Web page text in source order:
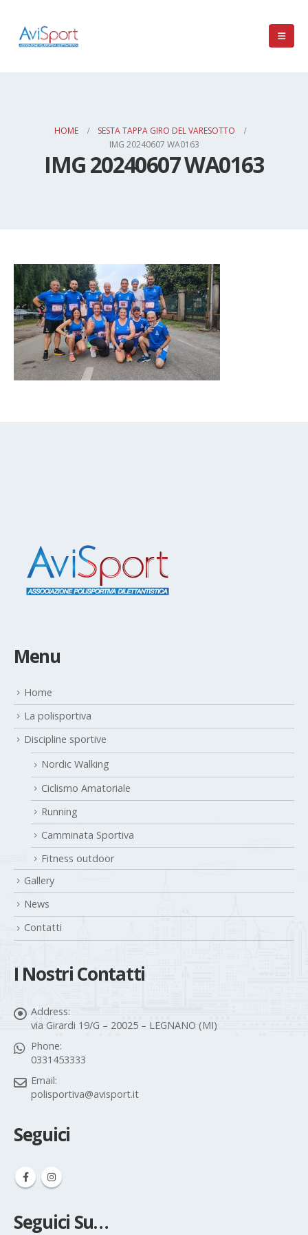
HOME
SESTA TAPPA GIRO DEL VARESOTTO
IMG 20240607 WA0163
IMG 20240607 WA0163
Menu
Home
La polisportiva
Discipline sportive
Nordic Walking
Ciclismo Amatoriale
Running
Camminata Sportiva
Fitness outdoor
Gallery
News
Contatti
I Nostri Contatti
Address:
via Girardi 19/G – 20025 – LEGNANO (MI)
Phone:
0331453333
Email:
polisportiva@avisport.it
Seguici
Seguici Su…